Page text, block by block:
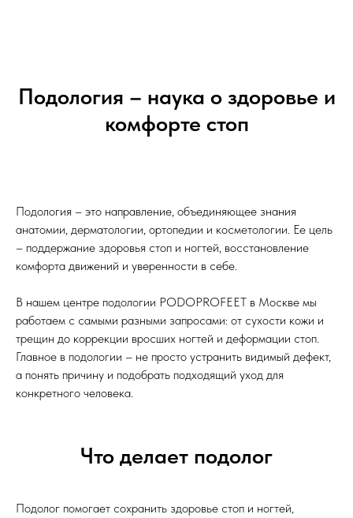
Подология – наука о здоровье и
комфорте стоп
Подология – это направление, объединяющее знания
анатомии, дерматологии, ортопедии и косметологии. Ее цель
– поддержание здоровья стоп и ногтей, восстановление
комфорта движений и уверенности в себе.
В нашем центре подологии PODOPROFEET в Москве мы
работаем с самыми разными запросами: от сухости кожи и
трещин до коррекции вросших ногтей и деформации стоп.
Главное в подологии – не просто устранить видимый дефект,
а понять причину и подобрать подходящий уход для
конкретного человека.
Что делает подолог
Подолог помогает сохранить здоровье стоп и ногтей,